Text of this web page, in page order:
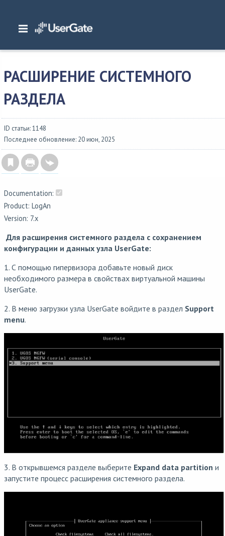
Главная/ Документация/NGFW
Настройка устройства
РАСШИРЕНИЕ СИСТЕМНОГО
РАЗДЕЛА
ID статьи: 1148
Последнее обновление: 20 июн, 2025
Documentation:
Product: LogAn
Version: 7.x
Для расширения системного раздела с сохранением
конфигурации и данных узла UserGate:
1. С помощью гипервизора добавьте новый диск
необходимого размера в свойствах виртуальной машины
UserGate.
2. В меню загрузки узла UserGate войдите в раздел Support
menu.
3. В открывшемся разделе выберите Expand data partition и
запустите процесс расширения системного раздела.